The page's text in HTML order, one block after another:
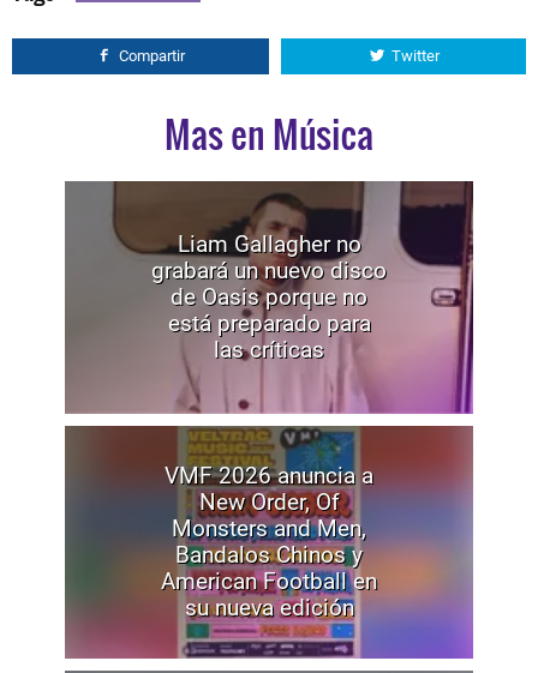
Compartir Twitter
Mas en Música
Liam Gallagher no
grabará un nuevo disco
de Oasis porque no
está preparado para
las críticas
VMF 2026 anuncia a
New Order, Of
Monsters and Men,
Bandalos Chinos y
American Football en
su nueva edición